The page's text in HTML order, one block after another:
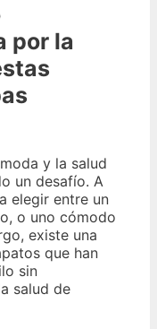
por la
y la salud
un desafío. A
elegir entre un
o uno cómodo
existe una
que han
sin
salud de